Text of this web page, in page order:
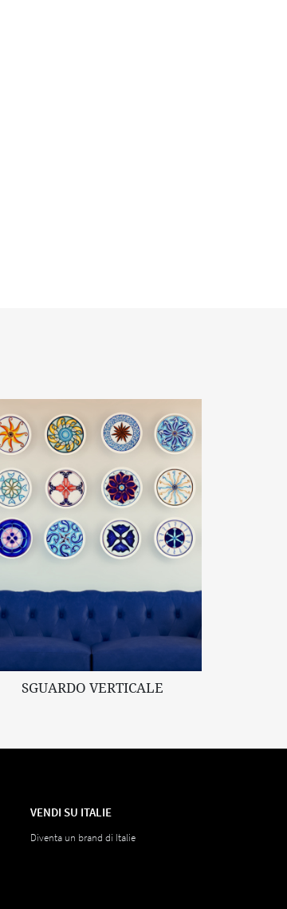
SGUARDO VERTICALE
VENDI SU ITALIE
Diventa un brand di Italie